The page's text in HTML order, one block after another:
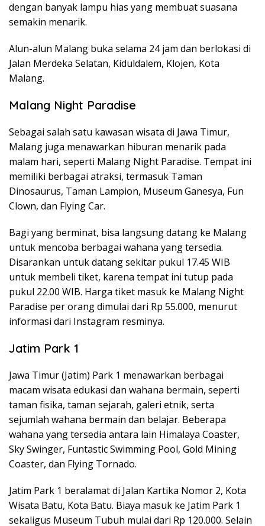
dengan banyak lampu hias yang membuat suasana
semakin menarik.
Alun-alun Malang buka selama 24 jam dan berlokasi di
Jalan Merdeka Selatan, Kiduldalem, Klojen, Kota
Malang.
Malang Night Paradise
Sebagai salah satu kawasan wisata di Jawa Timur,
Malang juga menawarkan hiburan menarik pada
malam hari, seperti Malang Night Paradise. Tempat ini
memiliki berbagai atraksi, termasuk Taman
Dinosaurus, Taman Lampion, Museum Ganesya, Fun
Clown, dan Flying Car.
Bagi yang berminat, bisa langsung datang ke Malang
untuk mencoba berbagai wahana yang tersedia.
Disarankan untuk datang sekitar pukul 17.45 WIB
untuk membeli tiket, karena tempat ini tutup pada
pukul 22.00 WIB. Harga tiket masuk ke Malang Night
Paradise per orang dimulai dari Rp 55.000, menurut
informasi dari Instagram resminya.
Jatim Park 1
Jawa Timur (Jatim) Park 1 menawarkan berbagai
macam wisata edukasi dan wahana bermain, seperti
taman fisika, taman sejarah, galeri etnik, serta
sejumlah wahana bermain dan belajar. Beberapa
wahana yang tersedia antara lain Himalaya Coaster,
Sky Swinger, Funtastic Swimming Pool, Gold Mining
Coaster, dan Flying Tornado.
Jatim Park 1 beralamat di Jalan Kartika Nomor 2, Kota
Wisata Batu, Kota Batu. Biaya masuk ke Jatim Park 1
sekaligus Museum Tubuh mulai dari Rp 120.000. Selain